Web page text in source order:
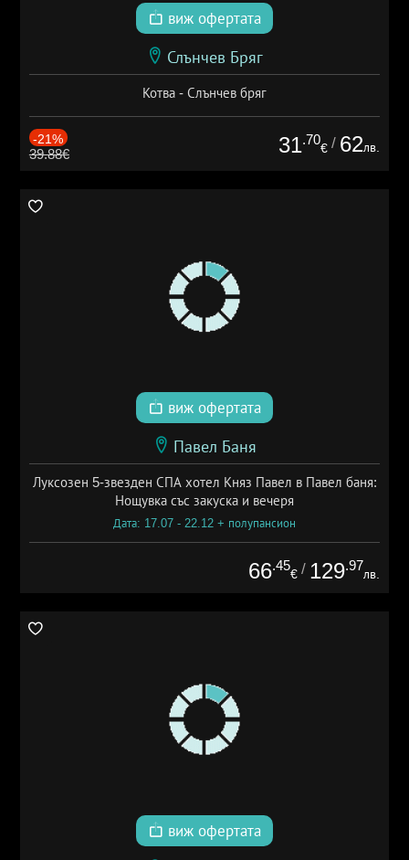
виж офертата
Слънчев Бряг
Котва - Слънчев бряг
-21%
39.88€ 31.70
€ / 62лв.
виж офертата
Павел Баня
Луксозен 5-звезден СПА хотел Княз Павел в Павел баня:
Нощувка със закуска и вечеря
Дата: 17.07 - 22.12 + полупансион
66.45
€ / 129.97
лв.
виж офертата